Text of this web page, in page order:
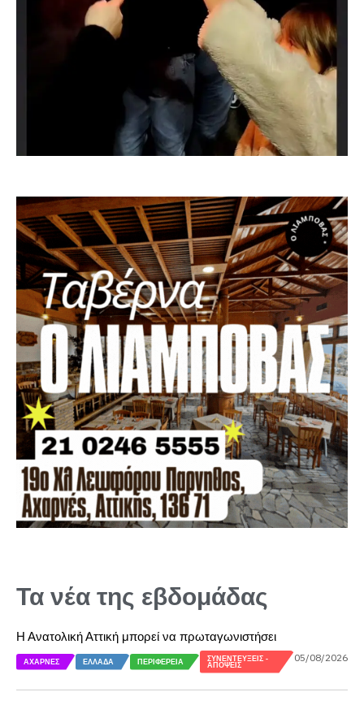
Τα νέα της εβδομάδας
Η Ανατολική Αττική μπορεί να πρωταγωνιστήσει
ΑΧΑΡΝΈΣ ΕΛΛΆΔΑ ΠΕΡΙΦΈΡΕΙΑ
ΣΥΝΕΝΤΕΎΞΕΙΣ -
ΑΠΌΨΕΙΣ
05/08/2026